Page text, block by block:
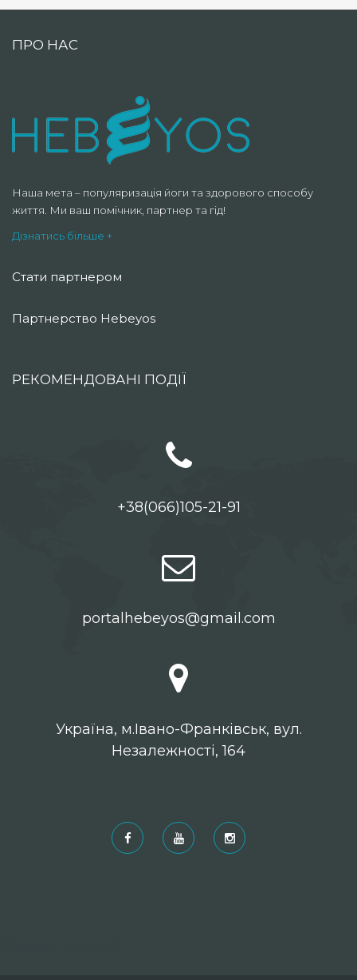
ПРО НАС
Наша мета – популяризація йоги та здорового способу
життя. Ми ваш помічник, партнер та гід!
Дізнатись більше +
Стати партнером
Партнерство Hebeyos
РЕКОМЕНДОВАНІ ПОДІЇ
+38(066)105-21-91
portalhebeyos@gmail.com
Українa, м.Івано-Франківськ, вул.
Незалежності, 164